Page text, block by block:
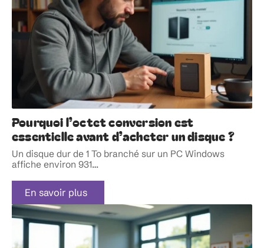
Pourquoi l’octet conversion est
essentielle avant d’acheter un disque ?
Un disque dur de 1 To branché sur un PC Windows
affiche environ 931…
En savoir plus